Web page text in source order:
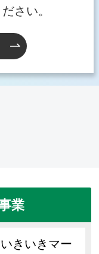
さい。
業
きいきマー